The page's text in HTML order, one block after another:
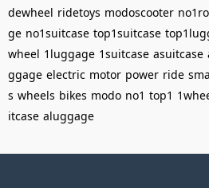
dewheel ridetoys modoscooter
ge no1suitcase top1suitcase
wheel 1luggage 1suitcase asuitcase
ggage electric motor power ride
s wheels bikes modo no1 top1
itcase aluggage